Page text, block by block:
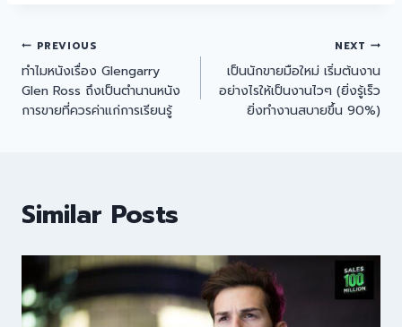
PREVIOUS
ทำไมหนังเรื่อง Glengarry
Glen Ross ถึงเป็นตำนานหนัง
การขายที่ควรค่าแก่การเรียนรู้
NEXT
เป็นนักขายมือใหม่ เริ่มต้นงาน
อย่างไรให้เป็นงานไวๆ (ยิ่งรู้เร็ว
ยิ่งทำงานสบายขึ้น 90%)
Similar Posts